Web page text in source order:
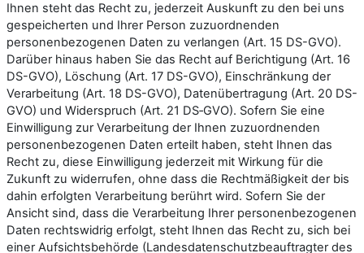
Ihnen steht das Recht zu, jederzeit Auskunft zu den bei uns
gespeicherten und Ihrer Person zuzuordnenden
personenbezogenen Daten zu verlangen (Art. 15 DS-GVO).
Darüber hinaus haben Sie das Recht auf Berichtigung (Art. 16
DS-GVO), Löschung (Art. 17 DS-GVO), Einschränkung der
Verarbeitung (Art. 18 DS-GVO), Datenübertragung (Art. 20 DS-
GVO) und Widerspruch (Art. 21 DS‑GVO). Sofern Sie eine
Einwilligung zur Verarbeitung der Ihnen zuzuordnenden
personenbezogenen Daten erteilt haben, steht Ihnen das
Recht zu, diese Einwilligung jederzeit mit Wirkung für die
Zukunft zu widerrufen, ohne dass die Rechtmäßigkeit der bis
dahin erfolgten Verarbeitung berührt wird. Sofern Sie der
Ansicht sind, dass die Verarbeitung Ihrer personenbezogenen
Daten rechtswidrig erfolgt, steht Ihnen das Recht zu, sich bei
einer Aufsichtsbehörde (Landesdatenschutzbeauftragter des